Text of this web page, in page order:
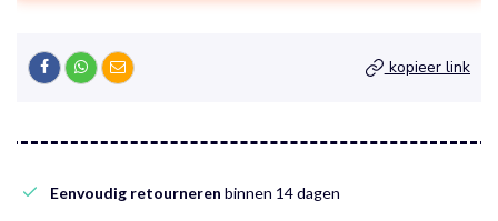
kopieer link
Eenvoudig retourneren binnen 14 dagen